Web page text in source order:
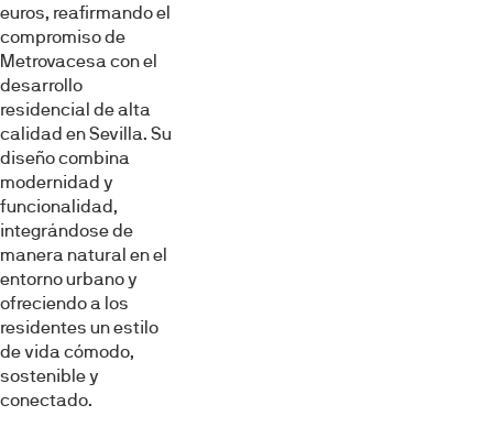
Preferencias
Estadística
Marketing
euros, reafirmando el
compromiso de
Metrovacesa con el
desarrollo
residencial de alta
calidad en Sevilla. Su
diseño combina
modernidad y
funcionalidad,
integrándose de
manera natural en el
entorno urbano y
ofreciendo a los
residentes un estilo
de vida cómodo,
sostenible y
conectado.